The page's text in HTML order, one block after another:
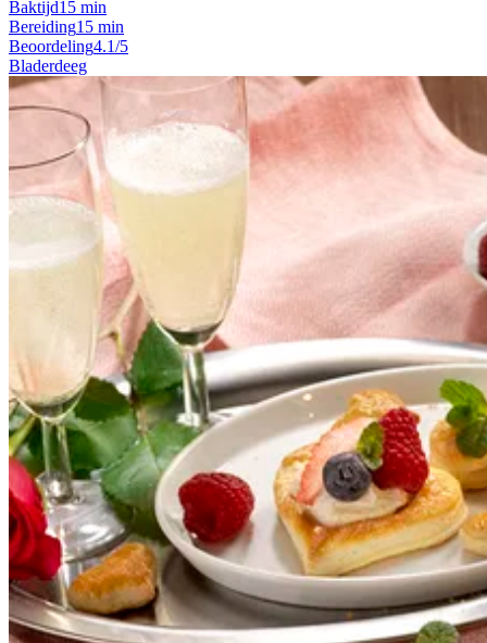
Baktijd15 min
Bereiding15 min
Beoordeling4.1/5
Bladerdeeg